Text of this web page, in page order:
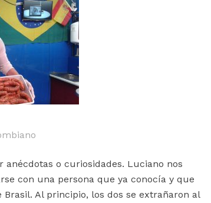
o curiosidades. Luciano nos
con una persona que ya conocía y que
Al principio, los dos se extrañaron al